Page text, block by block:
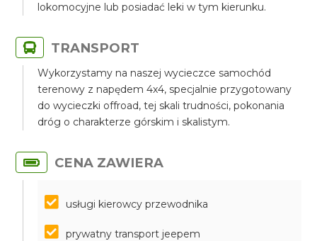
lokomocyjne lub posiadać leki w tym kierunku.
TRANSPORT
Wykorzystamy na naszej wycieczce samochód
terenowy z napędem 4x4, specjalnie przygotowany
do wycieczki offroad, tej skali trudności, pokonania
dróg o charakterze górskim i skalistym.
CENA ZAWIERA
usługi kierowcy przewodnika
prywatny transport jeepem